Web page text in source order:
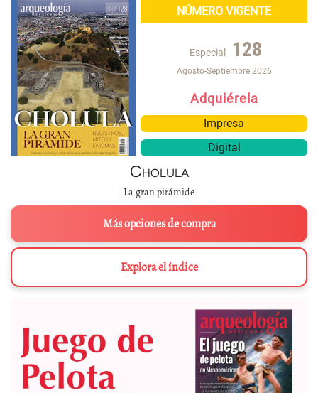
NÚMERO VIGENTE
Especial 128
Agosto-Septiembre 2026
Adquiérela
Impresa
Digital
Cholula
La gran pirámide
Más opciones de compra
Explora el índice